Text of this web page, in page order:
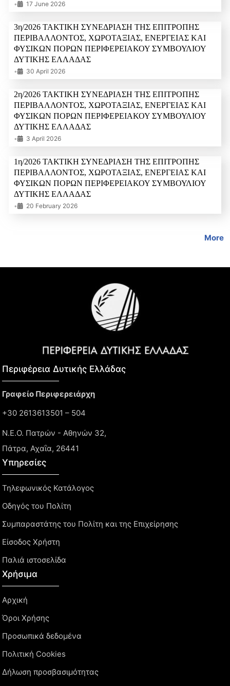
• 17 June 2026
3η/2026 ΤΑΚΤΙΚΗ ΣΥΝΕΔΡΙΑΣΗ ΤΗΣ ΕΠΙΤΡΟΠΗΣ
ΠΕΡΙΒΑΛΛΟΝΤΟΣ, ΧΩΡΟΤΑΞΙΑΣ, ΕΝΕΡΓΕΙΑΣ ΚΑΙ
ΦΥΣΙΚΩΝ ΠΟΡΩΝ ΠΕΡΙΦΕΡΕΙΑΚΟΥ ΣΥΜΒΟΥΛΙΟΥ
ΔΥΤΙΚΗΣ ΕΛΛΑΔΑΣ
• 30 April 2026
2η/2026 ΤΑΚΤΙΚΗ ΣΥΝΕΔΡΙΑΣΗ ΤΗΣ ΕΠΙΤΡΟΠΗΣ
ΠΕΡΙΒΑΛΛΟΝΤΟΣ, ΧΩΡΟΤΑΞΙΑΣ, ΕΝΕΡΓΕΙΑΣ ΚΑΙ
ΦΥΣΙΚΩΝ ΠΟΡΩΝ ΠΕΡΙΦΕΡΕΙΑΚΟΥ ΣΥΜΒΟΥΛΙΟΥ
ΔΥΤΙΚΗΣ ΕΛΛΑΔΑΣ
• 3 April 2026
1η/2026 ΤΑΚΤΙΚΗ ΣΥΝΕΔΡΙΑΣΗ ΤΗΣ ΕΠΙΤΡΟΠΗΣ
ΠΕΡΙΒΑΛΛΟΝΤΟΣ, ΧΩΡΟΤΑΞΙΑΣ, ΕΝΕΡΓΕΙΑΣ ΚΑΙ
ΦΥΣΙΚΩΝ ΠΟΡΩΝ ΠΕΡΙΦΕΡΕΙΑΚΟΥ ΣΥΜΒΟΥΛΙΟΥ
ΔΥΤΙΚΗΣ ΕΛΛΑΔΑΣ
• 20 February 2026
More
Περιφέρεια Δυτικής Ελλάδας​
Γραφείο Περιφερειάρχη
+30 2613613501 – 504
Ν.Ε.Ο. Πατρών - Αθηνών 32,
Πάτρα, Αχαΐα, 26441
Υπηρεσίες
Τηλεφωνικός Κατάλογος
Οδηγός του Πολίτη
Συμπαραστάτης του Πολίτη και της Επιχείρησης
Είσοδος Χρήστη
Παλιά ιστοσελίδα
Χρήσιμα
Αρχική
Όροι Χρήσης
Προσωπικά δεδομένα
Πολιτική Cookies
Δήλωση προσβασιμότητας